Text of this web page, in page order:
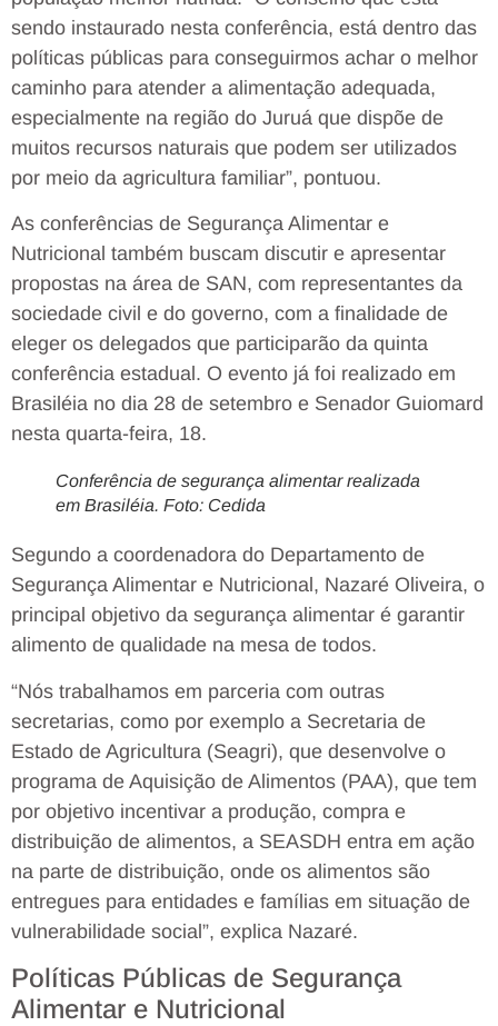
sendo instaurado nesta conferência, está dentro das
políticas públicas para conseguirmos achar o melhor
caminho para atender a alimentação adequada,
especialmente na região do Juruá que dispõe de
muitos recursos naturais que podem ser utilizados
por meio da agricultura familiar”, pontuou.
As conferências de Segurança Alimentar e
Nutricional também buscam discutir e apresentar
propostas na área de SAN, com representantes da
sociedade civil e do governo, com a finalidade de
eleger os delegados que participarão da quinta
conferência estadual. O evento já foi realizado em
Brasiléia no dia 28 de setembro e Senador Guiomard
nesta quarta-feira, 18.
Conferência de segurança alimentar realizada
em Brasiléia. Foto: Cedida
Segundo a coordenadora do Departamento de
Segurança Alimentar e Nutricional, Nazaré Oliveira, o
principal objetivo da segurança alimentar é garantir
alimento de qualidade na mesa de todos.
“Nós trabalhamos em parceria com outras
secretarias, como por exemplo a Secretaria de
Estado de Agricultura (Seagri), que desenvolve o
programa de Aquisição de Alimentos (PAA), que tem
por objetivo incentivar a produção, compra e
distribuição de alimentos, a SEASDH entra em ação
na parte de distribuição, onde os alimentos são
entregues para entidades e famílias em situação de
vulnerabilidade social”, explica Nazaré.
Políticas Públicas de Segurança
Alimentar e Nutricional